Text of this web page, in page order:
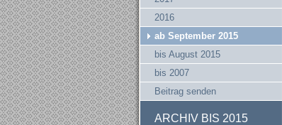
2016
ab September 2015
bis August 2015
bis 2007
Beitrag senden
ARCHIV BIS 2015